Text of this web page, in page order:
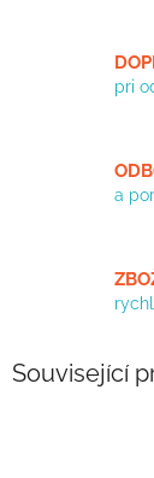
pri
a
Související